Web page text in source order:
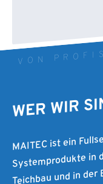
VON
WER WIR
MAITEC ist ein
Systemprodukte
Teichbau und in